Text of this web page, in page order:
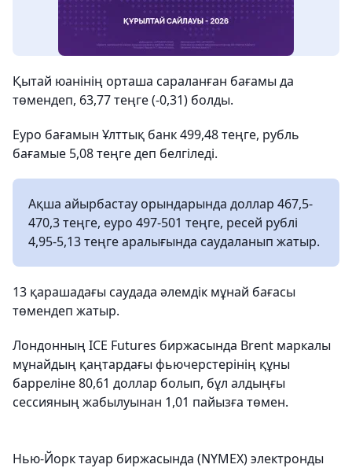
Қытай юанінің орташа сараланған бағамы да
төмендеп, 63,77 теңге (-0,31) болды.
Еуро бағамын Ұлттық банк 499,48 теңге, рубль
бағамые 5,08 теңге деп белгіледі.
Ақша айырбастау орындарында доллар 467,5-
470,3 теңге, еуро 497-501 теңге, ресей рублі
4,95-5,13 теңге аралығында саудаланып жатыр.
13 қарашадағы саудада әлемдік мұнай бағасы
төмендеп жатыр.
Лондонның ICE Futures биржасында Brent маркалы
мұнайдың қаңтардағы фьючерстерінің құны
барреліне 80,61 доллар болып, бұл алдыңғы
сессияның жабылуынан 1,01 пайызға төмен.
Нью-Йорк тауар биржасында (NYMEX) электронды